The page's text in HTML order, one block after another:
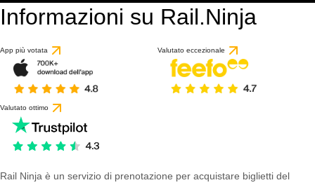
Informazioni su Rail.Ninja
App più votata Valutato eccezionale
Valutato ottimo
Rail Ninja è un servizio di prenotazione per acquistare biglietti del